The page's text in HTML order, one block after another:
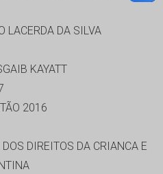
LACERDA DA SILVA
KAYATT
2016
DIREITOS DA CRIANCA E